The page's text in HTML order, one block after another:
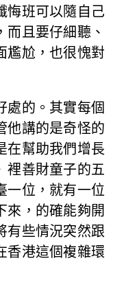
悔班可以隨自己
且要仔細聽、
尷尬，也很愧對
處的。其實每個
他講的是奇怪的
在幫助我們增長
裡善財童子的五
一位，就有一位
來，的確能夠開
有些情況突然跟
香港這個複雜環